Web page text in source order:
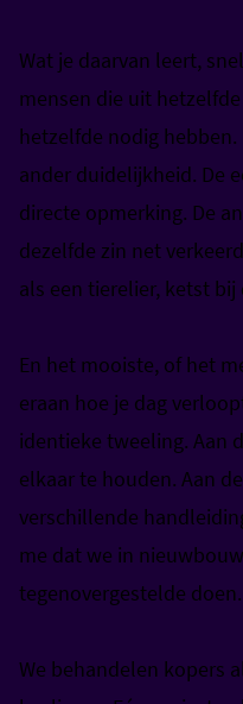
Wat je daarvan leert,
mensen die uit
hetzelfde nodig
ander duidelijkheid. De
directe opmerking. De
dezelfde zin net
als een tierelier, ketst
En het mooiste, of het
eraan hoe je dag
identieke tweeling. Aan
elkaar te houden. Aan
verschillende
me dat we in
tegenovergestelde doen.
We behandelen kopers